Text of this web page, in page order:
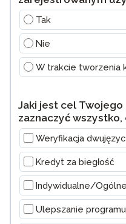
Tak
Nie
W trakcie tworzenia
Jaki jest cel
zaznaczyć
Weryfikacja
Kredyt za biegłość
Indywidualne/
Ulepszanie